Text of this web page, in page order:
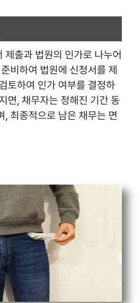
출과 법원의 인가로 나누어
비하여 법원에 신청서를 제
토하여 인가 여부를 결정하
면, 채무자는 정해진 기간 동
, 최종적으로 남은 채무는 면